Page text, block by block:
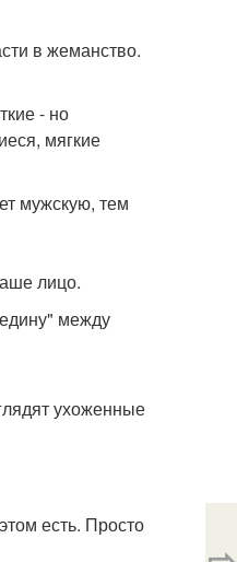
в жеманство.
- но
мягкие
мужскую, тем
лицо.
между
ухоженные
есть. Просто